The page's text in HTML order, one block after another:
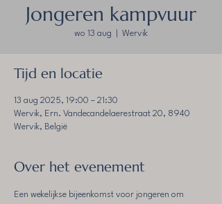
Jongeren kampvuur
wo 13 aug Wervik
Tijd en locatie
13 aug 2025, 19:00 – 21:30
Wervik, Ern. Vandecandelaerestraat 20, 8940
Wervik, België
Over het evenement
Een wekelijkse bijeenkomst voor jongeren om